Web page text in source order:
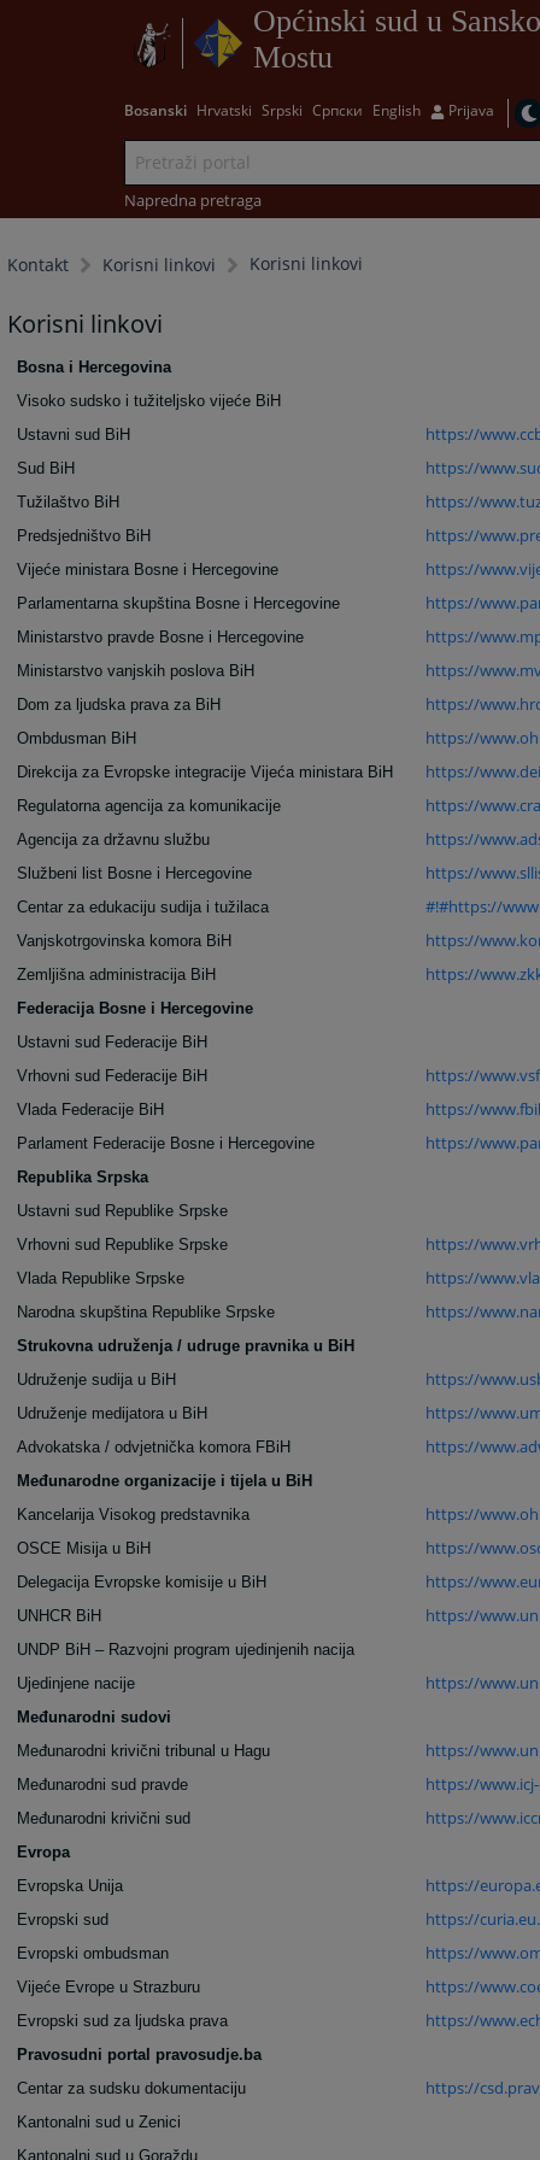
Općinski sud u
Mostu
Bosanski Hrvatski Srpski Српски English Prijava
Napredna pretraga
Kontakt Korisni linkovi Korisni linkovi
Korisni linkovi
Bosna i Hercegovina
Visoko sudsko i tužiteljsko vijeće BiH
Ustavni sud BiH
https://
Sud BiH https://
Tužilaštvo BiH https://
Predsjedništvo BiH https://
Vijeće ministara Bosne i Hercegovine https://
Parlamentarna skupština Bosne i Hercegovine https://
Ministarstvo pravde Bosne i Hercegovine https://
Ministarstvo vanjskih poslova BiH https://
Dom za ljudska prava za BiH https://
Ombdusman BiH https://
Direkcija za Evropske integracije Vijeća ministara BiH https://
Regulatorna agencija za komunikacije https://
Agencija za državnu službu https://
Službeni list Bosne i Hercegovine https://
Centar za edukaciju sudija i tužilaca #!#https://
Vanjskotrgovinska komora BiH https://
Zemljišna administracija BiH https://
Federacija Bosne i Hercegovine
Ustavni sud Federacije BiH
Vrhovni sud Federacije BiH
https://
Vlada Federacije BiH https://
Parlament Federacije Bosne i Hercegovine https://
Republika Srpska
Ustavni sud Republike Srpske
Vrhovni sud Republike Srpske
https://
Vlada Republike Srpske https://
Narodna skupština Republike Srpske https://
Strukovna udruženja / udruge pravnika u BiH
Udruženje sudija u BiH
https://
Udruženje medijatora u BiH https://
Advokatska / odvjetnička komora FBiH https://
Međunarodne organizacije i tijela u BiH
Kancelarija Visokog predstavnika
https://
OSCE Misija u BiH https://
Delegacija Evropske komisije u BiH https://
UNHCR BiH https://
UNDP BiH – Razvojni program ujedinjenih nacija
Ujedinjene nacije
https://
Međunarodni sudovi
Međunarodni krivični tribunal u Hagu
https://
Međunarodni sud pravde https://
Međunarodni krivični sud https://
Evropa
Evropska Unija
https://
Evropski sud https://
Evropski ombudsman https://
Vijeće Evrope u Strazburu https://
Evropski sud za ljudska prava https://
Pravosudni portal pravosudje.ba
Centar za sudsku dokumentaciju
https://
Kantonalni sud u Zenici
Kantonalni sud u Goraždu